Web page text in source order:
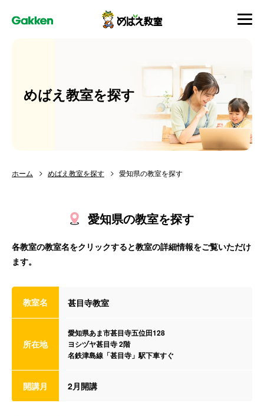
めばえ教室を探す
ホーム めばえ教室を探す 愛知県の教室を探す
愛知県の教室を探す
各教室の教室名をクリックすると教室の詳細情報をご覧いただけ
ます。
教室名 甚目寺教室
所在地
愛知県あま市甚目寺五位田128
ヨシヅヤ甚目寺 2階
名鉄津島線「甚目寺」駅下車すぐ
開講月 2月開講